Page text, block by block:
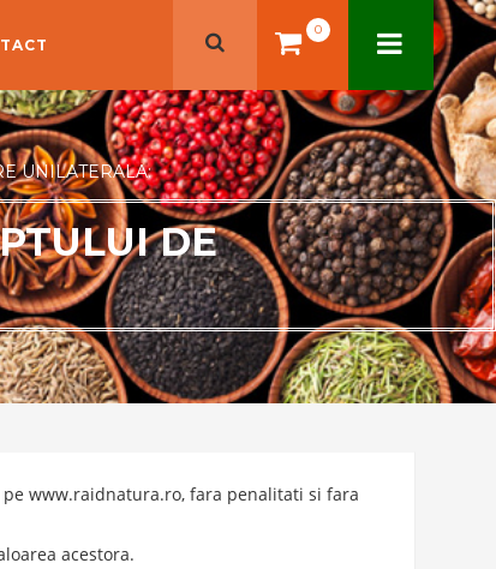
0
UNILATERALA:
DE
www.raidnatura.ro, fara penalitati si fara
acestora.